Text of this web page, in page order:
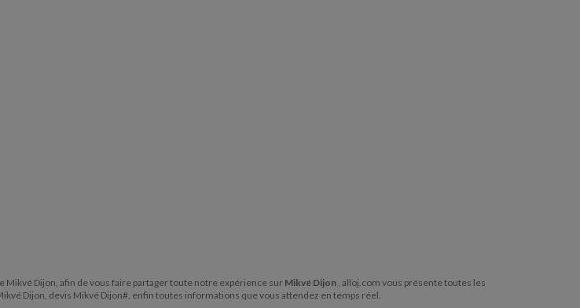
Mikvé Dijon, afin de vous faire partager toute notre expérience sur Mikvé Dijon , alloj.com vous présente toutes les
Dijon, devis Mikvé Dijon#, enfin toutes informations que vous attendez en temps réel.